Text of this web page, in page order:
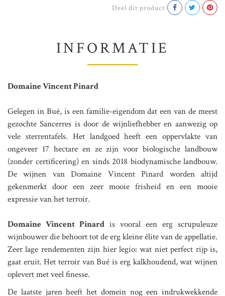
Deel dit product
INFORMATIE
Domaine Vincent Pinard
Gelegen in Bué, is een familie-eigendom dat een van de meest
gezochte Sancerres is door de wijnliefhebber en aanwezig op
vele sterrentafels. Het landgoed heeft een oppervlakte van
ongeveer 17 hectare en ze zijn voor biologische landbouw
(zonder certificering) en sinds 2018 biodynamische landbouw.
De wijnen van Domaine Vincent Pinard worden altijd
gekenmerkt door een zeer mooie frisheid en een mooie
expressie van het terroir.
Domaine Vincent Pinard is vooral een erg scrupuleuze
wijnbouwer die behoort tot de erg kleine élite van de appellatie.
Zeer lage rendementen zijn hier legio: wat niet perfect rijp is,
gaat eruit. Het terroir van Bué is erg kalkhoudend, wat wijnen
oplevert met veel finesse.
De laatste jaren heeft het domein nog een indrukwekkende